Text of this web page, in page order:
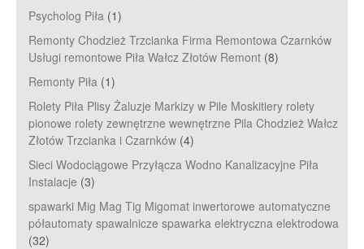
Psycholog Piła (1)
Remonty Chodzież Trzcianka Firma Remontowa Czarnków
Usługi remontowe Piła Wałcz Złotów Remont (8)
Remonty Piła (1)
Rolety Piła Plisy Żaluzje Markizy w Pile Moskitiery rolety
pionowe rolety zewnętrzne wewnętrzne Pila Chodzież Wałcz
Złotów Trzcianka i Czarnków (4)
Sieci Wodociągowe Przyłącza Wodno Kanalizacyjne Piła
Instalacje (3)
spawarki Mig Mag Tig Migomat inwertorowe automatyczne
półautomaty spawalnicze spawarka elektryczna elektrodowa
(32)